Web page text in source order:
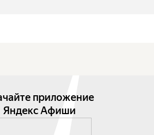
приложение
Яндекс Афиши